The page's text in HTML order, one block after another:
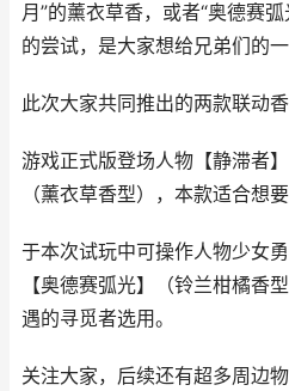
月”的薰衣草香，或者“奥德赛
的尝试，是大家想给兄弟们的一
此次大家共同推出的两款联动香
游戏正式版登场人物【静滞者
（薰衣草香型），本款适合想
于本次试玩中可操作人物少女
【奥德赛弧光】（铃兰柑橘香
遇的寻觅者选用。
关注大家，后续还有超多周边